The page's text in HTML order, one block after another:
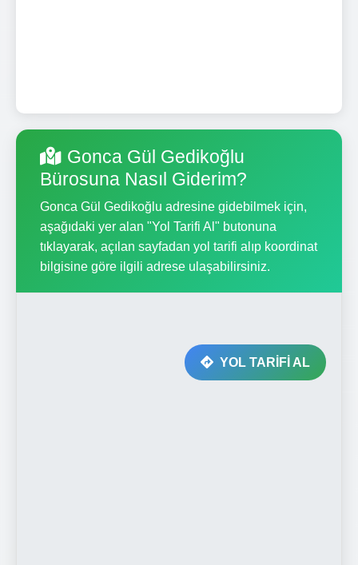
Gonca Gül Gedikoğlu
Bürosuna Nasıl Giderim?
Gonca Gül Gedikoğlu adresine gidebilmek için,
aşağıdaki yer alan "Yol Tarifi Al" butonuna
tıklayarak, açılan sayfadan yol tarifi alıp koordinat
bilgisine göre ilgili adrese ulaşabilirsiniz.
YOL TARİFİ AL